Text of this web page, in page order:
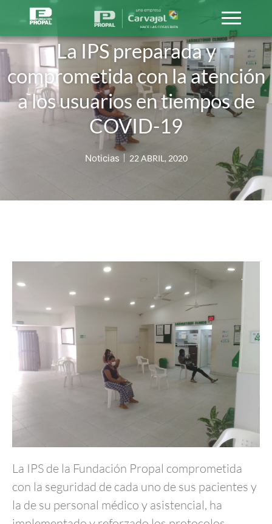
La IPS preparada y
comprometida con la atención
a los usuarios en tiempos de
COVID-19
Noticias 22 ABRIL, 2020
La IPS de la Fundación Propal comprometida
con la seguridad de cada uno de sus pacientes y
la de su personal médico y asistencial, ha